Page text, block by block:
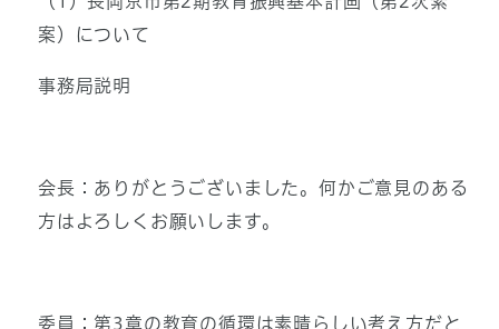
案）について
事務局説明
会長：ありがとうございました。何かご意見のある
方はよろしくお願いします。
委員：第3章の教育の循環は素晴らしい考え方だと